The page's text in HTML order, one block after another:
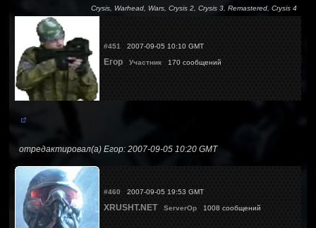
Crysis, Warhead, Wars, Crysis 2, Crysis 3, Remastered, Crysis 4
#451 2007-09-05 10:10 GMT
Егор Участник 170 сообщений
отредактировал(а) Егор: 2007-09-05 10:20 GMT
#460 2007-09-05 19:53 GMT
XRUSHT.NET ServerOp 1008 сообщений